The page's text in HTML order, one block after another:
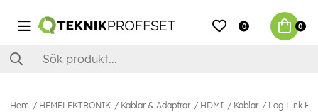
0 0
Hem HEMELEKTRONIK Kablar & Adaptrar HDMI Kablar LogiLink